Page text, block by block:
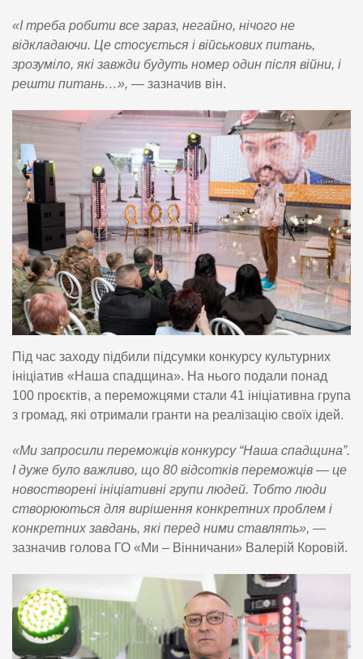
«І треба робити все зараз, негайно, нічого не
відкладаючи. Це стосується і військових питань,
зрозуміло, які завжди будуть номер один після війни, і
решти питань…», — зазначив він.
Під час заходу підбили підсумки конкурсу культурних
ініціатив «Наша спадщина». На нього подали понад
100 проєктів, а переможцями стали 41 ініціативна група
з громад, які отримали гранти на реалізацію своїх ідей.
«Ми запросили переможців конкурсу “Наша спадщина”.
І дуже було важливо, що 80 відсотків переможців — це
новостворені ініціативні групи людей. Тобто люди
створюються для вирішення конкретних проблем і
конкретних завдань, які перед ними ставлять», —
зазначив голова ГО «Ми – Вінничани» Валерій Коровій.